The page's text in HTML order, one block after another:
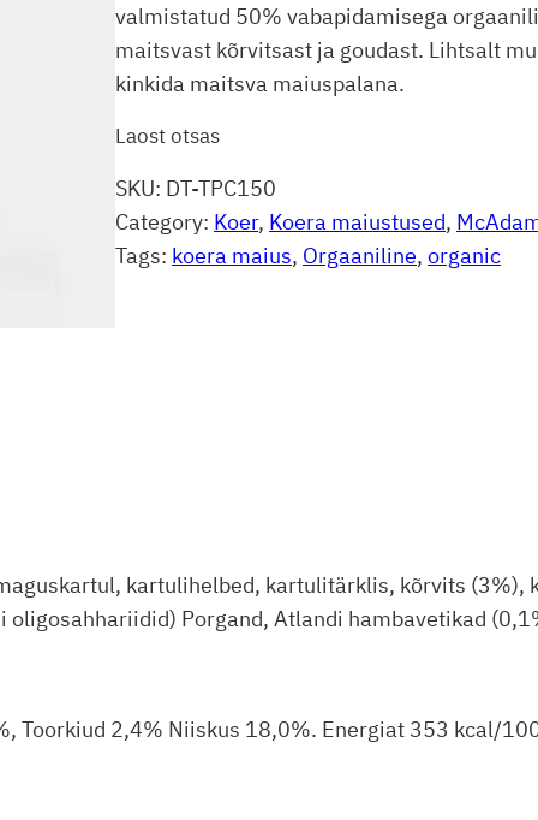
valmistatud 50% vabapidamisega
maitsvast kõrvitsast ja goudast. Lihtsalt
kinkida maitsva maiuspalana.
Laost otsas
SKU: DT-TPC150
Category: Koer, Koera maiustused,
Tags: koera maius, Orgaaniline, organic
kartulihelbed, kartulitärklis, kõrvits (3%),
Porgand, Atlandi hambavetikad
Toorkiud 2,4% Niiskus 18,0%. Energiat 353 kcal/